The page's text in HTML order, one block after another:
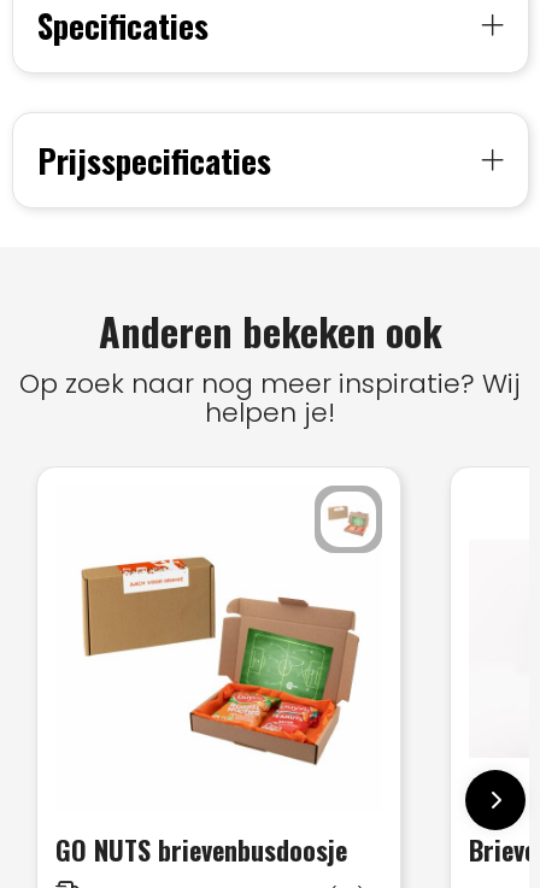
Specificaties
Prijsspecificaties
Anderen bekeken ook
Op zoek naar nog meer inspiratie? Wij
helpen je!
GO NUTS brievenbusdoosje